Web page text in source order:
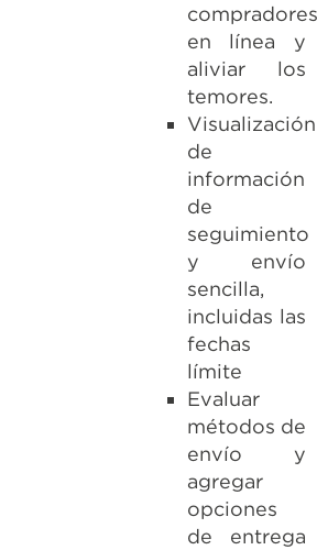
compradores
en línea y
aliviar los
temores.
Visualización
de
información
de
seguimiento
y envío
sencilla,
incluidas las
fechas
límite
Evaluar
métodos de
envío y
agregar
opciones
de entrega